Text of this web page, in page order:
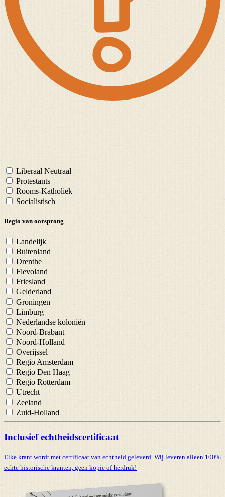
Liberaal Neutraal
Protestants
Rooms-Katholiek
Socialistisch
Regio van oorsprong
Landelijk
Buitenland
Drenthe
Flevoland
Friesland
Gelderland
Groningen
Limburg
Nederlandse koloniën
Noord-Brabant
Noord-Holland
Overijssel
Regio Amsterdam
Regio Den Haag
Regio Rotterdam
Utrecht
Zeeland
Zuid-Holland
Inclusief echtheidscertificaat
Elke krant wordt met certificaat van echtheid geleverd. Wij leveren alleen 100%
echte historische kranten, geen kopie of herdruk!